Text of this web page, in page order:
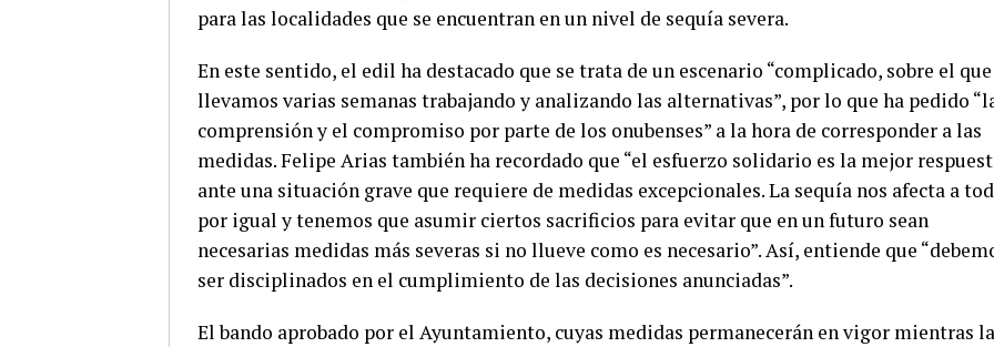
para las localidades que se encuentran en un nivel de sequía severa.
En este sentido, el edil ha destacado que se trata de un escenario “complicado, sobre el que
llevamos varias semanas trabajando y analizando las alternativas”, por lo que ha pedido
comprensión y el compromiso por parte de los onubenses” a la hora de corresponder a las
medidas. Felipe Arias también ha recordado que “el esfuerzo solidario es la mejor
ante una situación grave que requiere de medidas excepcionales. La sequía nos afecta a
por igual y tenemos que asumir ciertos sacrificios para evitar que en un futuro sean
necesarias medidas más severas si no llueve como es necesario”. Así, entiende que
ser disciplinados en el cumplimiento de las decisiones anunciadas”.
El bando aprobado por el Ayuntamiento, cuyas medidas permanecerán en vigor mientras la